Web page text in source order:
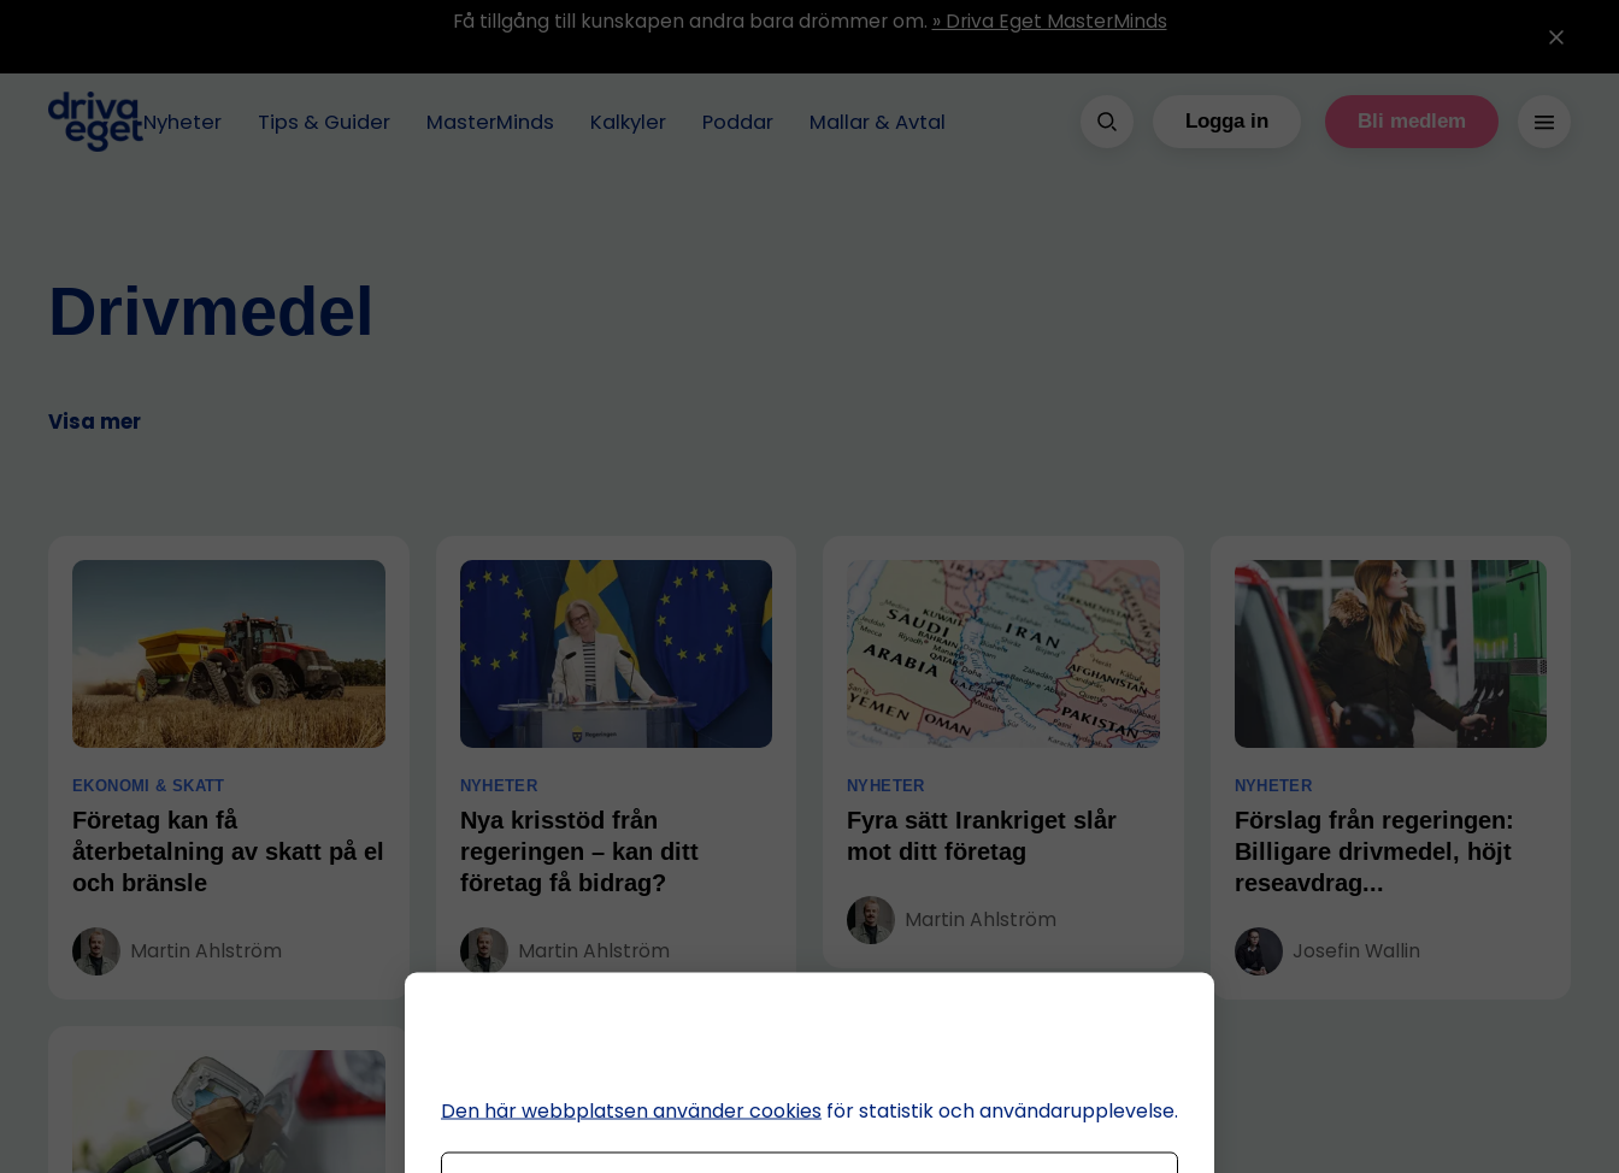
Få tillgång till kunskapen andra bara drömmer om. » Driva Eget MasterMinds
Nyheter Tips & Guider MasterMinds Kalkyler Poddar Mallar & Avtal Logga in Bli medlem
Drivmedel
Visa mer
EKONOMI & SKATT
Företag kan få
återbetalning av skatt på el
och bränsle
Martin Ahlström
NYHETER
Nya krisstöd från
regeringen – kan ditt
företag få bidrag?
Martin Ahlström
NYHETER
Fyra sätt Irankriget slår
mot ditt företag
Martin Ahlström
NYHETER
Förslag från regeringen:
Billigare drivmedel, höjt
reseavdrag...
Josefin Wallin
Den här webbplatsen använder cookies för statistik och användarupplevelse.